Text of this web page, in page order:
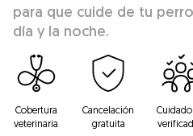
para que cuide de tu
día y la noche.
Cobertura
veterinaria
Cancelación
gratuita